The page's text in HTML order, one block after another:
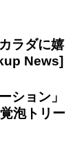
ラダに嬉
ション」
泡トリー